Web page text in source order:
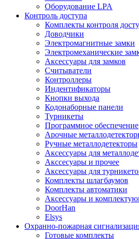
Оборудование LPA
Контроль доступа
Комплекты контроля
Доводчики
Электромагнитные замки
Электромеханические
Аксессуары для замков
Считыватели
Контроллеры
Индентификаторы
Кнопки выхода
Кодонаборные панели
Турникеты
Программное обеспечение
Арочные
Ручные металлодетекторы
Аксессуары для
Акссесуары и прочее
Аксессуары для
Комплекты шлагбаумов
Комплекты автоматики
Аксессуары и
DoorHan
Elsys
Охранно-пожарная
Готовые комплекты